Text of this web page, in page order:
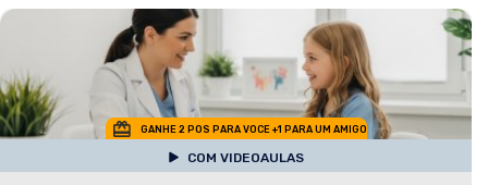
GANHE 2 POS PARA VOCE +1 PARA UM AMIGO
COM VIDEOAULAS